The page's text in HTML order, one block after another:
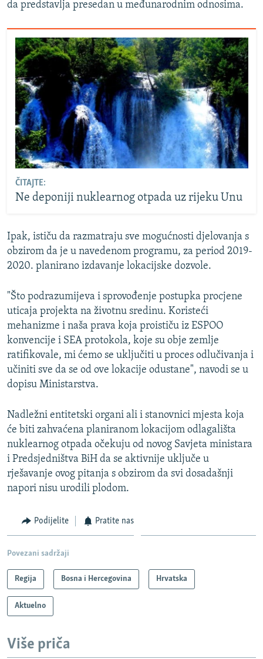
da predstavlja presedan u međunarodnim odnosima.
ČITAJTE:
Ne deponiji nuklearnog otpada uz rijeku Unu
Ipak, ističu da razmatraju sve mogućnosti djelovanja s
obzirom da je u navedenom programu, za period 2019-
2020. planirano izdavanje lokacijske dozvole.
"Što podrazumijeva i sprovođenje postupka procjene
uticaja projekta na životnu sredinu. Koristeći
mehanizme i naša prava koja proističu iz ESPOO
konvencije i SEA protokola, koje su obje zemlje
ratifikovale, mi ćemo se uključiti u proces odlučivanja i
učiniti sve da se od ove lokacije odustane", navodi se u
dopisu Ministarstva.
Nadležni entitetski organi ali i stanovnici mjesta koja
će biti zahvaćena planiranom lokacijom odlagališta
nuklearnog otpada očekuju od novog Savjeta ministara
i Predsjedništva BiH da se aktivnije uključe u
rješavanje ovog pitanja s obzirom da svi dosadašnji
napori nisu urodili plodom.
Podijelite Pratite nas
Povezani sadržaji
Regija Bosna i Hercegovina Hrvatska
Aktuelno
Više priča